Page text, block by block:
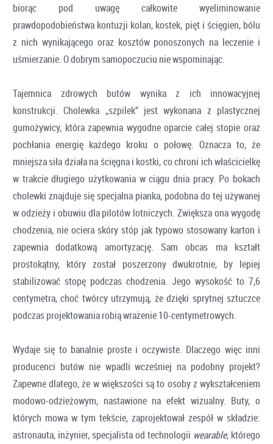
biorąc pod uwagę całkowite wyeliminowanie
prawdopodobieństwa kontuzji kolan, kostek, pięt i ścięgien, bólu
z nich wynikającego oraz kosztów ponoszonych na leczenie i
uśmierzanie. O dobrym samopoczuciu nie wspominając.
Tajemnica zdrowych butów wynika z ich innowacyjnej
konstrukcji. Cholewka „szpilek” jest wykonana z plastycznej
gumożywicy, która zapewnia wygodne oparcie całej stopie oraz
pochłania energię każdego kroku o połowę. Oznacza to, że
mniejsza siła działa na ścięgna i kostki, co chroni ich właścicielkę
w trakcie długiego użytkowania w ciągu dnia pracy. Po bokach
cholewki znajduje się specjalna pianka, podobna do tej używanej
w odzieży i obuwiu dla pilotów lotniczych. Zwiększa ona wygodę
chodzenia, nie ociera skóry stóp jak typowo stosowany karton i
zapewnia dodatkową amortyzację. Sam obcas ma kształt
prostokątny, który został poszerzony dwukrotnie, by lepiej
stabilizować stopę podczas chodzenia. Jego wysokość to 7,6
centymetra, choć twórcy utrzymują, że dzięki sprytnej sztuczce
podczas projektowania robią wrażenie 10-centymetrowych.
Wydaje się to banalnie proste i oczywiste. Dlaczego więc inni
producenci butów nie wpadli wcześniej na podobny projekt?
Zapewne dlatego, że w większości są to osoby z wykształceniem
modowo-odzieżowym, nastawione na efekt wizualny. Buty, o
których mowa w tym tekście, zaprojektował zespół w składzie:
astronauta, inżynier, specjalista od technologii wearable, którego